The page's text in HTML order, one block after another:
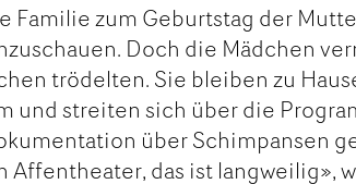
Familie zum Geburtstag der
Doch die Mädchen
trödelten. Sie bleiben zu
und streiten sich über die
über Schimpansen
Affentheater, das ist langweilig»,